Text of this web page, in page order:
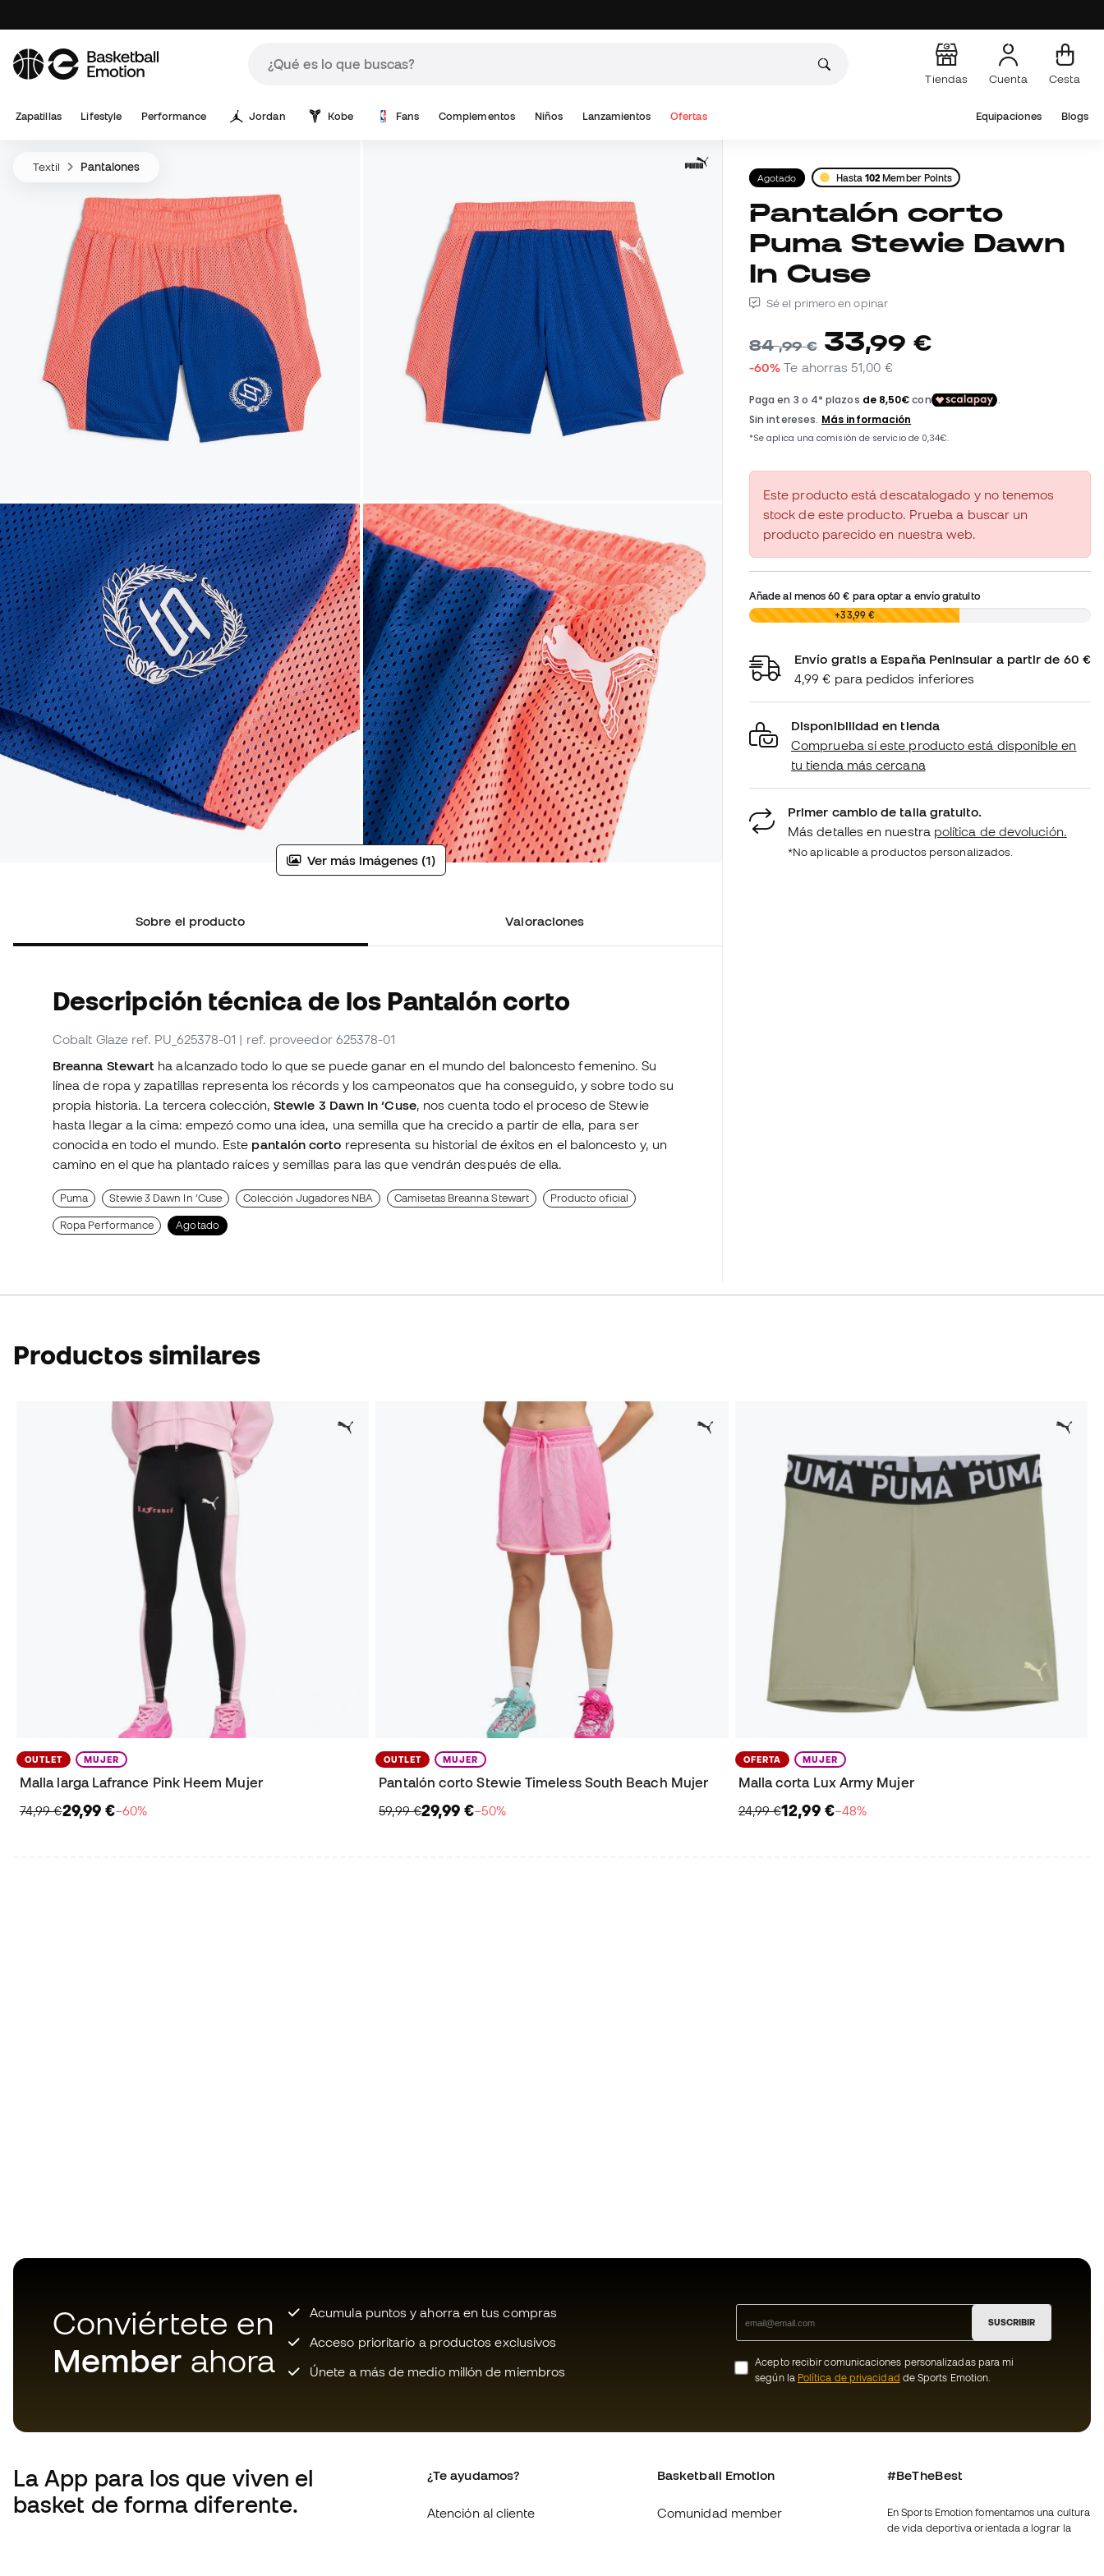
Tiendas Cuenta Cesta
Zapatillas Lifestyle Performance Jordan Kobe Fans Complementos Niños Lanzamientos Ofertas Equipaciones Blogs
Textil Pantalones
Ver más imágenes (1)
Sobre el producto Valoraciones
Descripción técnica de los Pantalón corto
Cobalt Glaze ref. PU_625378-01 | ref. proveedor 625378-01
Breanna Stewart ha alcanzado todo lo que se puede ganar en el mundo del baloncesto femenino. Su
línea de ropa y zapatillas representa los récords y los campeonatos que ha conseguido, y sobre todo su
propia historia. La tercera colección,Stewie 3 Dawn In ‘Cuse, nos cuenta todo el proceso de Stewie
hasta llegar a la cima: empezó como una idea, una semilla que ha crecido a partir de ella, para ser
conocida en todo el mundo. Este pantalón corto representa su historial de éxitos en el baloncesto y, un
camino en el que ha plantado raíces y semillas para las que vendrán después de ella.
Puma Stewie 3 Dawn In ‘Cuse Colección Jugadores NBA Camisetas Breanna Stewart Producto oficial
Ropa Performance Agotado
Agotado Hasta102 Member Points
Pantalón corto
Puma Stewie Dawn
In Cuse
Sé el primero en opinar
84,99 € 33,99 €
-60% Te ahorras51,00 €
Este producto está descatalogado y no tenemos
stock de este producto. Prueba a buscar un
producto parecido en nuestra web.
Añade al menos60 € para optar a envío gratuito
0,00 € +33,99 €
Envío gratis a España Peninsular a partir de 60 €
4,99 € para pedidos inferiores
Disponibilidad en tienda
Comprueba si este producto está disponible en
tu tienda más cercana
Primer cambio de talla gratuito.
Más detalles en nuestra política de devolución.
*No aplicable a productos personalizados.
Productos similares
OUTLET MUJER
Malla larga Lafrance Pink Heem Mujer
74,99 €29,99 €−60%
OUTLET MUJER
Pantalón corto Stewie Timeless South Beach Mujer
59,99 €29,99 €−50%
OFERTA MUJER
Malla corta Lux Army Mujer
24,99 €12,99 €−48%
Conviértete en
Member ahora
Acumula puntos y ahorra en tus compras
Acceso prioritario a productos exclusivos
Únete a más de medio millón de miembros
SUSCRIBIR
Acepto recibir comunicaciones personalizadas para mi
según la Política de privacidad de Sports Emotion.
La App para los que viven el
basket de forma diferente.
¿Te ayudamos?
Atención al cliente
Basketball Emotion
Comunidad member
#BeTheBest
En Sports Emotion fomentamos una cultura
de vida deportiva orientada a lograr la